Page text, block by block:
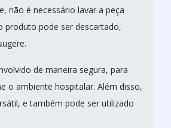
não é necessário lavar a peça
produto pode ser descartado,
de maneira segura, para
o ambiente hospitalar. Além disso,
e também pode ser utilizado